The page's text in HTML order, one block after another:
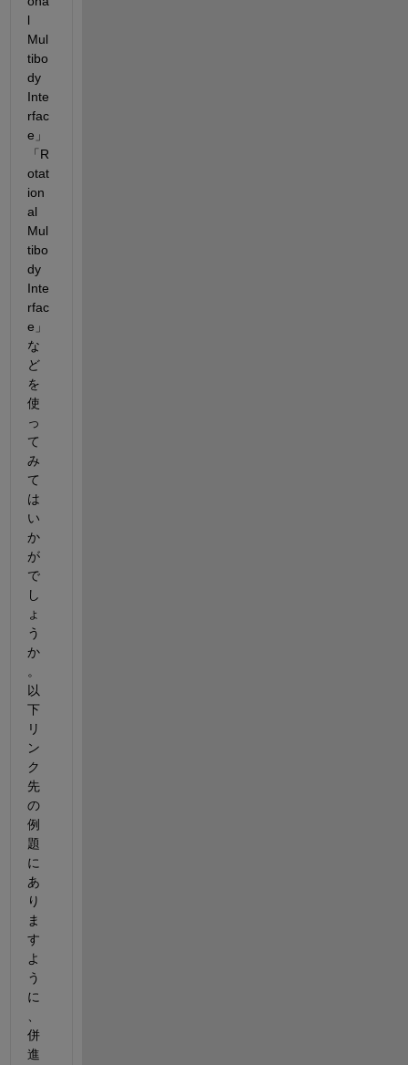
l
Mul
tibo
dy
Inte
rfac
e」
「R
otat
ion
al
Mul
tibo
dy
Inte
rfac
e」
な
ど
を
使
っ
て
み
て
は
い
か
が
で
し
ょ
う
か
。
以
下
リ
ン
ク
先
の
例
題
に
あ
り
ま
す
よ
う
に
併
進